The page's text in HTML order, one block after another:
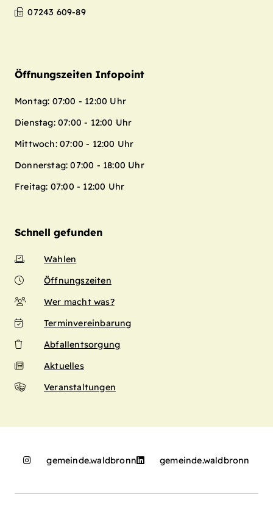
07243 609-89
Öffnungszeiten Infopoint
Montag: 07:00 - 12:00 Uhr
Dienstag: 07:00 - 12:00 Uhr
Mittwoch: 07:00 - 12:00 Uhr
Donnerstag: 07:00 - 18:00 Uhr
Freitag: 07:00 - 12:00 Uhr
Schnell gefunden
Wahlen
Öffnungszeiten
Wer macht was?
Terminvereinbarung
Abfallentsorgung
Aktuelles
Veranstaltungen
gemeinde.waldbronn gemeinde.waldbronn